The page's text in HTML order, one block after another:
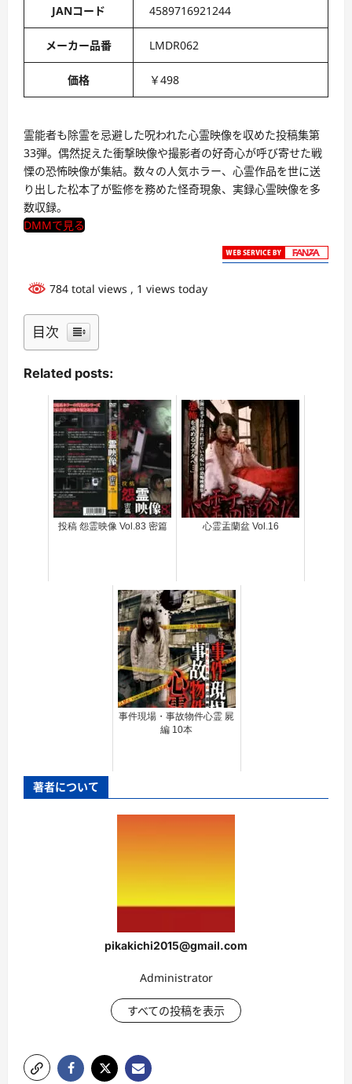
JANコード 4589716921244
メーカー品番 LMDR062
価格 ￥498
霊能者も除霊を忌避した呪われた心霊映像を収めた投稿集第
33弾。偶然捉えた衝撃映像や撮影者の好奇心が呼び寄せた戦
慄の恐怖映像が集結。数々の人気ホラー、心霊作品を世に送
り出した松本了が監修を務めた怪奇現象、実録心霊映像を多
数収録。
DMMで見る
784 total views , 1 views today
目次
Related posts:
投稿 怨霊映像 Vol.83 密篇 心霊盂蘭盆 Vol.16
事件現場・事故物件心霊 屍
編 10本
著者について
pikakichi2015@gmail.com
Administrator
すべての投稿を表示